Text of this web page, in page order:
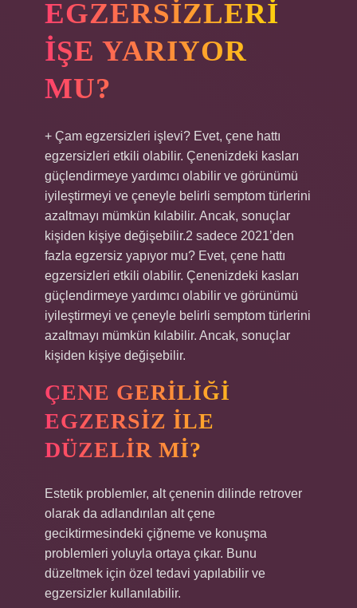
EGZERSIZLERI
IŞE YARIYOR
MU?
+ Çam egzersizleri işlevi? Evet, çene hattı
egzersizleri etkili olabilir. Çenenizdeki kasları
güçlendirmeye yardımcı olabilir ve görünümü
iyileştirmeyi ve çeneyle belirli semptom türlerini
azaltmayı mümkün kılabilir. Ancak, sonuçlar
kişiden kişiye değişebilir.2 sadece 2021’den
fazla egzersiz yapıyor mu? Evet, çene hattı
egzersizleri etkili olabilir. Çenenizdeki kasları
güçlendirmeye yardımcı olabilir ve görünümü
iyileştirmeyi ve çeneyle belirli semptom türlerini
azaltmayı mümkün kılabilir. Ancak, sonuçlar
kişiden kişiye değişebilir.
ÇENE GERILIĞI
EGZERSIZ ILE
DÜZELIR MI?
Estetik problemler, alt çenenin dilinde retrover
olarak da adlandırılan alt çene
geciktirmesindeki çiğneme ve konuşma
problemleri yoluyla ortaya çıkar. Bunu
düzeltmek için özel tedavi yapılabilir ve
egzersizler kullanılabilir.